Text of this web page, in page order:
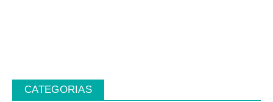
CATEGORIAS